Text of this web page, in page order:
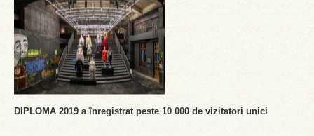
DIPLOMA 2019 a înregistrat peste 10 000 de vizitatori unici